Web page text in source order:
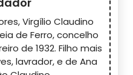
Virgílio Claudino
de Ferro, concelho
de 1932. Filho mais
lavrador, e de Ana